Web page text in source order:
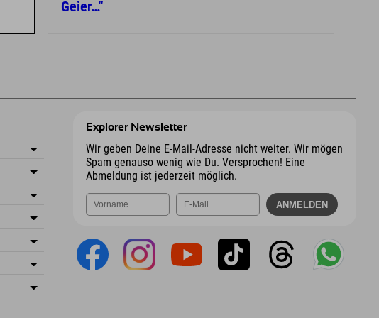
Geier…“
Explorer Newsletter
Wir geben Deine E-Mail-Adresse nicht weiter. Wir mögen
Spam genauso wenig wie Du. Versprochen! Eine
Abmeldung ist jederzeit möglich.